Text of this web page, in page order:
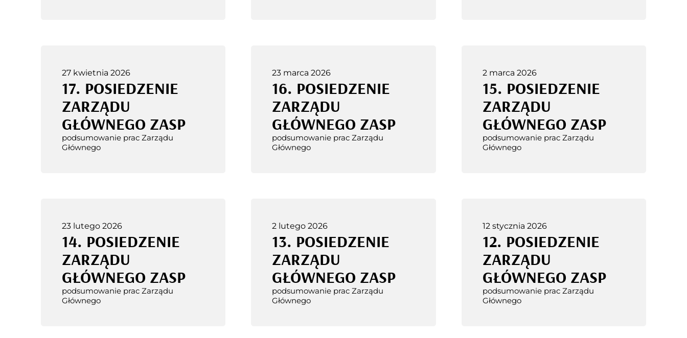
27 kwietnia 2026
17. POSIEDZENIE
ZARZĄDU
GŁÓWNEGO ZASP
podsumowanie prac Zarządu
Głównego
23 marca 2026
16. POSIEDZENIE
ZARZĄDU
GŁÓWNEGO ZASP
podsumowanie prac Zarządu
Głównego
2 marca 2026
15. POSIEDZENIE
ZARZĄDU
GŁÓWNEGO ZASP
podsumowanie prac Zarządu
Głównego
23 lutego 2026
14. POSIEDZENIE
ZARZĄDU
GŁÓWNEGO ZASP
podsumowanie prac Zarządu
Głównego
2 lutego 2026
13. POSIEDZENIE
ZARZĄDU
GŁÓWNEGO ZASP
podsumowanie prac Zarządu
Głównego
12 stycznia 2026
12. POSIEDZENIE
ZARZĄDU
GŁÓWNEGO ZASP
podsumowanie prac Zarządu
Głównego